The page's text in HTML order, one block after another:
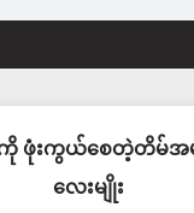
ဖုံးကွယ်စေတဲ့တိမ်အမ
လေးမျိုး